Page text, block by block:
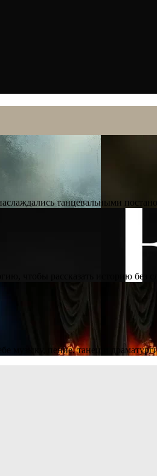
танцевальными
чтобы рассказать историю без
музыку, пение, танец и